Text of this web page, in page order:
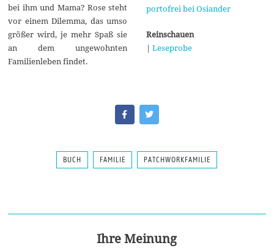
bei ihm und Mama? Rose steht
vor einem Dilemma, das umso
größer wird, je mehr Spaß sie
an dem ungewohnten
Familienleben findet.
portofrei bei Osiander
Reinschauen
| Leseprobe
BUCH FAMILIE PATCHWORKFAMILIE
Ihre Meinung